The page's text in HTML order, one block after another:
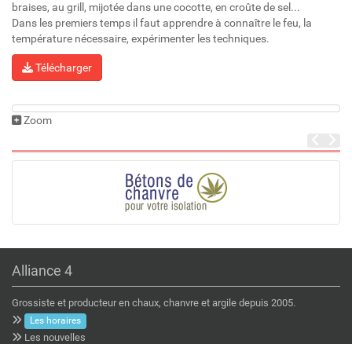
braises, au grill, mijotée dans une cocotte, en croûte de sel...
Dans les premiers temps il faut apprendre à connaître le feu, la
température nécessaire, expérimenter les techniques.
Télécharger
Zoom
Alliance 4
Grossiste et producteur en chaux, chanvre et argile depuis 2005.
Les horaires
Les nouvelles